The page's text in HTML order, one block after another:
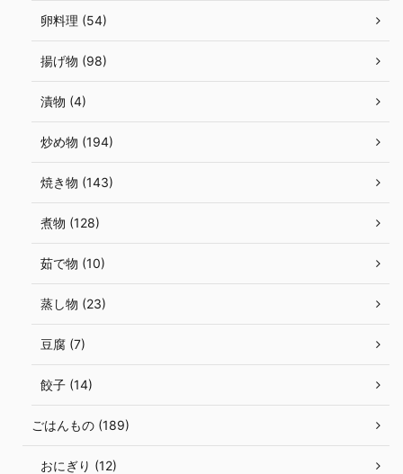
卵料理 (54)
揚げ物 (98)
漬物 (4)
炒め物 (194)
焼き物 (143)
煮物 (128)
茹で物 (10)
蒸し物 (23)
豆腐 (7)
餃子 (14)
ごはんもの (189)
おにぎり (12)